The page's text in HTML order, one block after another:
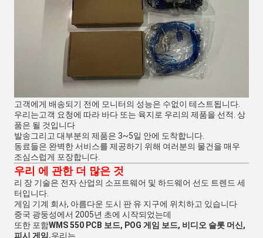
고객에게 배송되기 전에 모니터의 성능은 수없이 테스트됩니다.
우리는고객 요청에 따라 바다 또는 육지로 우리의 제품을 선적. 상
품은 될 것입니다
발송그리고 대부분의 제품은 3~5일 안에 도착합니다.
동료들은 완벽한 서비스를 제공하기 위해 여러분의 물건을 매우
조심스럽게 포장합니다.
우리 에 관한 더 많은 것
리 장 기술은 전자 산업의 소프트웨어 및 하드웨어 선도 트렌드 세
터입니다.
게임 기계 회사, 아름다운 도시 판 유 지구에 위치하고 있습니다
중국 광둥성에서 2005년 초에 시작되었는데
또한 포함WMS 550 PCB 보드, POG 게임 보드, 비디오 슬롯 머신,
피시 게임,우리는